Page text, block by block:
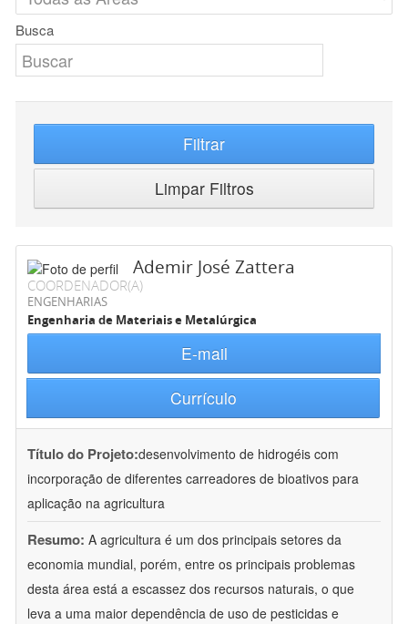
Busca
Filtrar
Limpar Filtros
Ademir José Zattera
COORDENADOR(A)
ENGENHARIAS
Engenharia de Materiais e Metalúrgica
E-mail
Currículo
Título do Projeto:desenvolvimento de hidrogéis com
incorporação de diferentes carreadores de bioativos para
aplicação na agricultura
Resumo: A agricultura é um dos principais setores da
economia mundial, porém, entre os principais problemas
desta área está a escassez dos recursos naturais, o que
leva a uma maior dependência de uso de pesticidas e